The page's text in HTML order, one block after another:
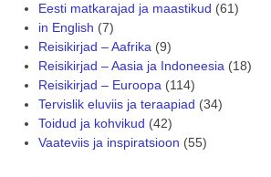
Eesti matkarajad ja maastikud (61)
in English (7)
Reisikirjad – Aafrika(9)
Reisikirjad – Aasia ja Indoneesia(18)
Reisikirjad – Euroopa(114)
Tervislik eluviis ja teraapiad (34)
Toidud ja kohvikud (42)
Vaateviis ja inspiratsioon (55)